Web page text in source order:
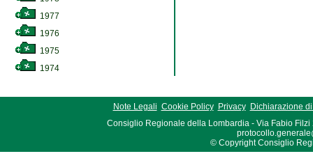
1977
1976
1975
1974
Note Legali Cookie Policy Privacy
Dichiarazione
Consiglio Regionale della Lombardia - Via Fabio Filzi
© Copyright Consiglio